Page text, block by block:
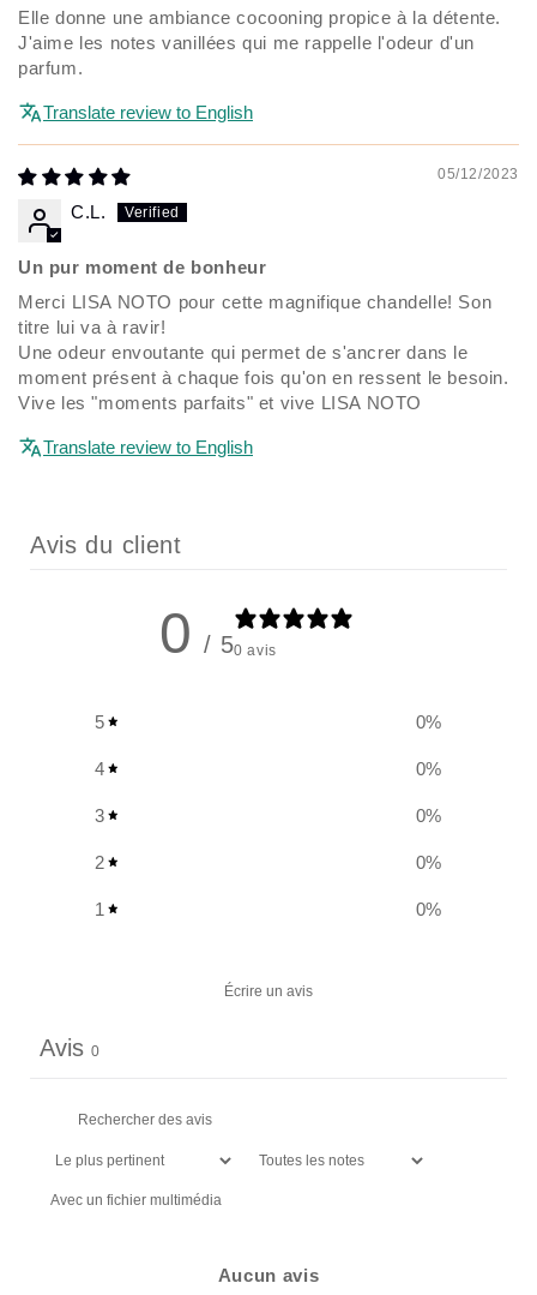
Elle donne une ambiance cocooning propice à la détente.
J'aime les notes vanillées qui me rappelle l'odeur d'un
parfum.
Translate review to English
05/12/2023
C.L.
Un pur moment de bonheur
Merci LISA NOTO pour cette magnifique chandelle! Son
titre lui va à ravir!
Une odeur envoutante qui permet de s'ancrer dans le
moment présent à chaque fois qu'on en ressent le besoin.
Vive les "moments parfaits" et vive LISA NOTO
Translate review to English
Avis du client
0 / 50 avis
5 0%
4 0%
3 0%
2 0%
1 0%
Écrire un avis
Avis 0
Avec un fichier multimédia
Aucun avis